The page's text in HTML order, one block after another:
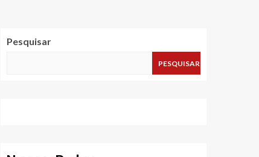
Pesquisar
PESQUISAR